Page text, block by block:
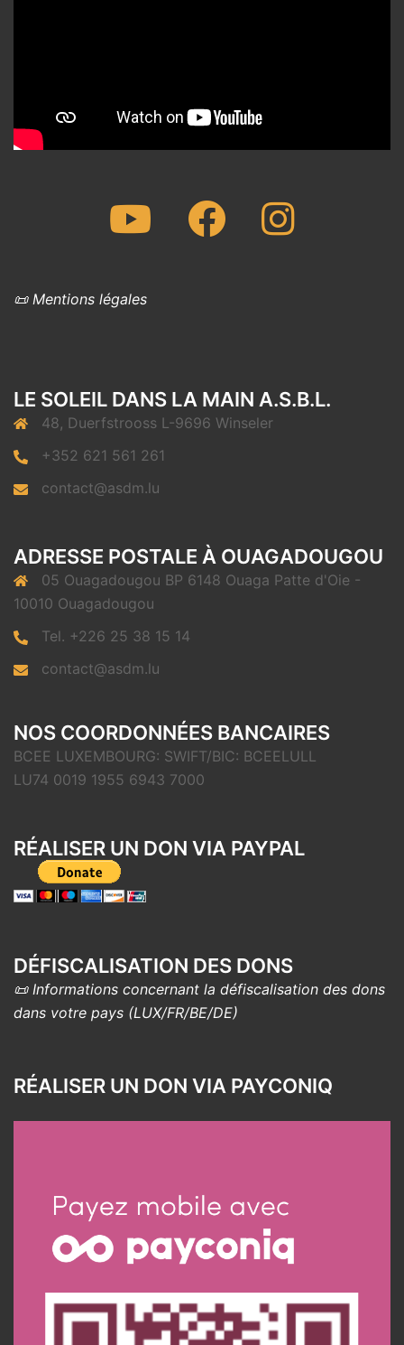
Youtube FacebookInstagram
📜 Mentions légales
LE SOLEIL DANS LA MAIN A.S.B.L.
48, Duerfstrooss L-9696 Winseler
+352 621 561 261
contact@asdm.lu
ADRESSE POSTALE À OUAGADOUGOU
05 Ouagadougou BP 6148 Ouaga Patte d'Oie -
10010 Ouagadougou
Tel. +226 25 38 15 14
contact@asdm.lu
NOS COORDONNÉES BANCAIRES
BCEE LUXEMBOURG: SWIFT/BIC: BCEELULL
LU74 0019 1955 6943 7000
RÉALISER UN DON VIA PAYPAL
DÉFISCALISATION DES DONS
📜 Informations concernant la défiscalisation des dons
dans votre pays (LUX/FR/BE/DE)
RÉALISER UN DON VIA PAYCONIQ